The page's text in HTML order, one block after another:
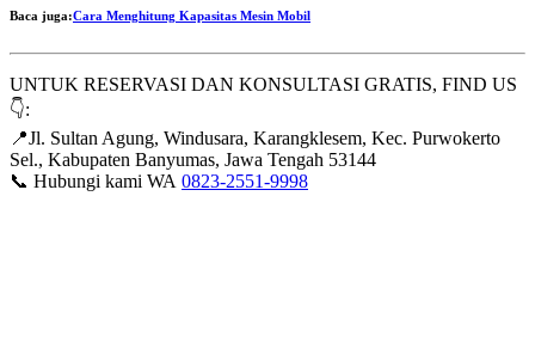
Baca juga:Cara Menghitung Kapasitas Mesin Mobil
UNTUK RESERVASI DAN KONSULTASI GRATIS, FIND US
👇:
📍Jl. Sultan Agung, Windusara, Karangklesem, Kec. Purwokerto
Sel., Kabupaten Banyumas, Jawa Tengah 53144
📞 Hubungi kami WA 0823-2551-9998